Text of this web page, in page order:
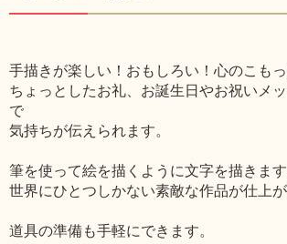
手描きが楽しい！おもしろい！心のこも
ちょっとしたお礼、お誕生日やお祝いメ
で
気持ちが伝えられます。
筆を使って絵を描くように文字を描きます
世界にひとつしかない素敵な作品が仕上が
道具の準備も手軽にできます。